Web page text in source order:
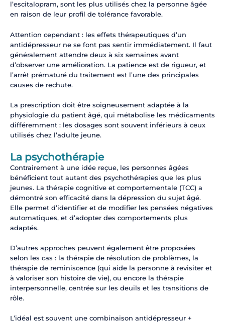
l’escitalopram, sont les plus utilisés chez la personne âgée
en raison de leur profil de tolérance favorable.
Attention cependant : les effets thérapeutiques d’un
antidépresseur ne se font pas sentir immédiatement. Il faut
généralement attendre deux à six semaines avant
d’observer une amélioration. La patience est de rigueur, et
l’arrêt prématuré du traitement est l’une des principales
causes de rechute.
La prescription doit être soigneusement adaptée à la
physiologie du patient âgé, qui métabolise les médicaments
différemment : les dosages sont souvent inférieurs à ceux
utilisés chez l’adulte jeune.
La psychothérapie
Contrairement à une idée reçue, les personnes âgées
bénéficient tout autant des psychothérapies que les plus
jeunes. La thérapie cognitive et comportementale (TCC) a
démontré son efficacité dans la dépression du sujet âgé.
Elle permet d’identifier et de modifier les pensées négatives
automatiques, et d’adopter des comportements plus
adaptés.
D’autres approches peuvent également être proposées
selon les cas : la thérapie de résolution de problèmes, la
thérapie de reminiscence (qui aide la personne à revisiter et
à valoriser son histoire de vie), ou encore la thérapie
interpersonnelle, centrée sur les deuils et les transitions de
rôle.
L’idéal est souvent une combinaison antidépresseur +